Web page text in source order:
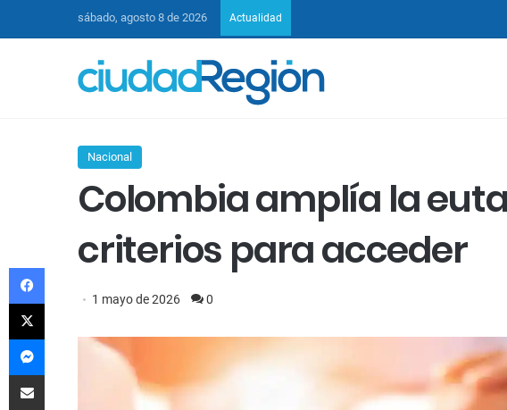
sábado, agosto 8 de 2026 Actualidad
Nacional
Colombia amplía la
criterios para acceder
1 mayo de 2026 0
Facebook
X
Messenger
Compartir por Email